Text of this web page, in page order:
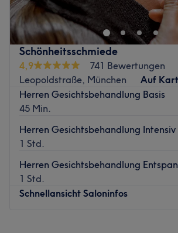
Schönheitsschmiede
4,9
741 Bewertungen
Leopoldstraße, München
Auf
Herren Gesichtsbehandlung Basis
45 Min.
Herren Gesichtsbehandlung Intensiv
1 Std.
Herren Gesichtsbehandlung
1 Std.
Schnellansicht Saloninfos